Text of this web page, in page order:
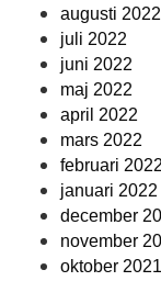
augusti 2022
juli 2022
juni 2022
maj 2022
april 2022
mars 2022
februari 2022
januari 2022
december
november
oktober 2021